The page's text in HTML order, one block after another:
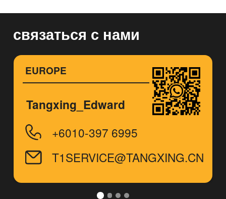
связаться с нами
EUROPE
Tangxing_Edward
+6010-397 6995
T1SERVICE@TANGXING.CN